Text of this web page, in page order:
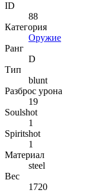
ID
88
Категория
Оружие
Ранг
D
Тип
blunt
Разброс урона
19
Soulshot
1
Spiritshot
1
Материал
steel
Вес
1720